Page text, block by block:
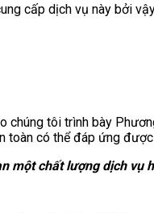
cấp dịch vụ này bởi
chúng tôi trình bày
toàn có thể đáp ứng
một chất lượng dịch vụ